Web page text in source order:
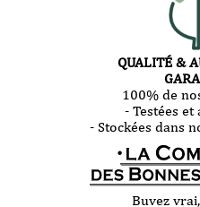
QUALITÉ &
100% de
- Testées
- Stockées dans
Buvez